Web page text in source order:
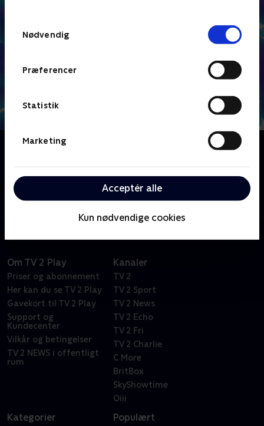
Nødvendig
Præferencer
Statistik
Marketing
Acceptér alle
Kun nødvendige cookies
Om The Twisted Timeline of Sammy and Raj
app, forsøger de at løse alle de problemer de havde i
skolen, men det sender dem til gengæld ud på et
virkelighedsbøjende eventyr.
Om TV 2 Play
Priser og abonnement
Her kan du se TV 2 Play
Gavekort til TV 2 Play
Support og
Kundecenter
Vilkår og betingelser
TV 2 NEWS i offentligt
rum
Kanaler
TV 2
TV 2 Sport
TV 2 News
TV 2 Echo
TV 2 Fri
TV 2 Charlie
C More
BritBox
SkyShowtime
Oiii
Kategorier Populært